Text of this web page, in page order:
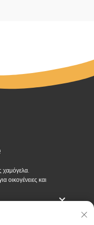
χαμόγελα.
οικογένειες και